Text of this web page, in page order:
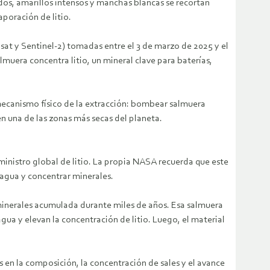
amarillos intensos y manchas blancas se recortan
de litio.
y Sentinel-2) tomadas entre el 3 de marzo de 2025 y el
concentra litio, un mineral clave para baterías,
físico de la extracción: bombear salmuera
una de las zonas más secas del planeta.
global de litio. La propia NASA recuerda que este
y concentrar minerales.
acumulada durante miles de años. Esa salmuera
y elevan la concentración de litio. Luego, el material
la composición, la concentración de sales y el avance